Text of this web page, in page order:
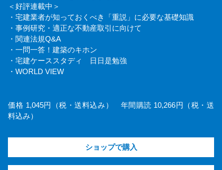
＜好評連載中＞
・宅建業者が知っておくべき「重説」に必要な基礎知識
・事例研究・適正な不動産取引に向けて
・関連法規Q&A
・一問一答！建築のキホン
・宅建ケーススタディ 日日是勉強
・WORLD VIEW
価格 1,045円（税・送料込み） 年間購読 10,266円（税・送
料込み）
ショップで購入